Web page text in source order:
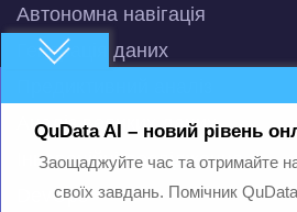
QuData AI – новий рівень
Заощаджуйте час та отримайте
своїх завдань. Помічник
Автономна навігація
Генерація даних
Аналіз великих даних
Інноваційні дослідження
DevOps